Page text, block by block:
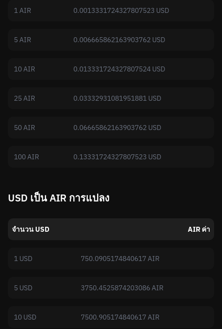
1 AIR 0.0013331724327807523 USD
5 AIR 0.006665862163903762 USD
10 AIR 0.013331724327807524 USD
25 AIR 0.03332931081951881 USD
50 AIR 0.06665862163903762 USD
100 AIR 0.13331724327807523 USD
USD เป็น AIR การแปลง
จำนวน USD AIR ค่า
1 USD 750.0905174840617 AIR
5 USD 3750.4525874203086 AIR
10 USD 7500.905174840617 AIR